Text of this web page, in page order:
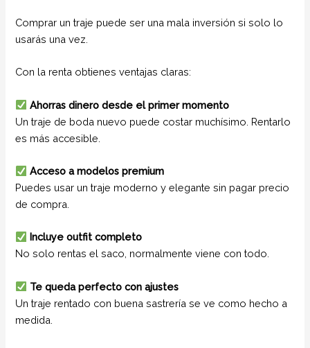
Comprar un traje puede ser una mala inversión si solo lo
usarás una vez.
Con la renta obtienes ventajas claras:
Ahorras dinero desde el primer momento
Un traje de boda nuevo puede costar muchísimo. Rentarlo
es más accesible.
Acceso a modelos premium
Puedes usar un traje moderno y elegante sin pagar precio
de compra.
Incluye outfit completo
No solo rentas el saco, normalmente viene con todo.
Te queda perfecto con ajustes
Un traje rentado con buena sastrería se ve como hecho a
medida.